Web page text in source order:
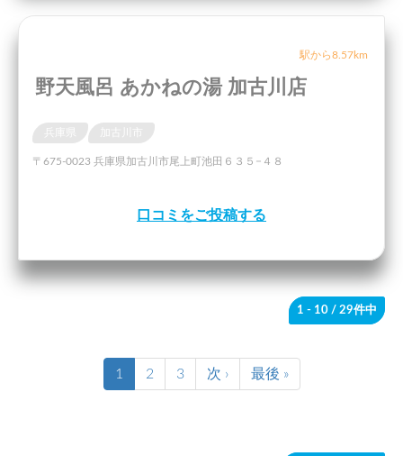
駅から8.57km
野天風呂 あかねの湯 加古川店
〒675-0023 兵庫県加古川市尾上町池田６３５−４８
口コミをご投稿する
1 - 10 / 29件中
1 2 3 次 › 最後 »